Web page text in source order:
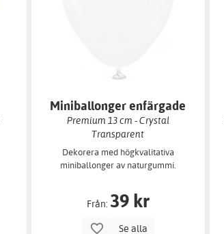
Miniballonger enfärgade
Premium 13 cm - Crystal
Transparent
Dekorera med högkvalitativa
miniballonger av naturgummi.
Från: 39 kr
Se alla